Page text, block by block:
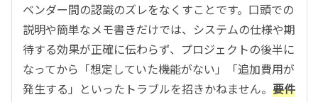
ベンダー間の認識のズレをなくすことです。口頭での
説明や簡単なメモ書きだけでは、システムの仕様や期
待する効果が正確に伝わらず、プロジェクトの後半に
なってから「想定していた機能がない」「追加費用が
発生する」といったトラブルを招きかねません。 要件